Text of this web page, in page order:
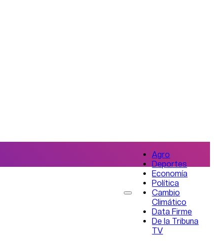
Agro
Deportes
Economía
Política
Cambio
Climático
Data Firme
De la Tribuna
TV